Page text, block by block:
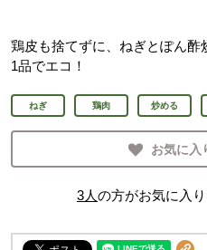
鶏皮も捨てずに、ねぎとぽん酢
1品でエコ！
ねぎ 鶏肉 炒める
お気に入
3人の方がお気に入